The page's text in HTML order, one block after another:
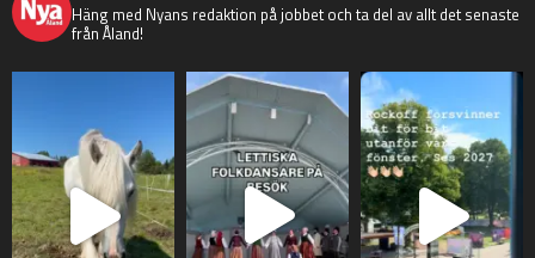
Häng med Nyans redaktion på jobbet och ta del av allt det senaste
från Åland!